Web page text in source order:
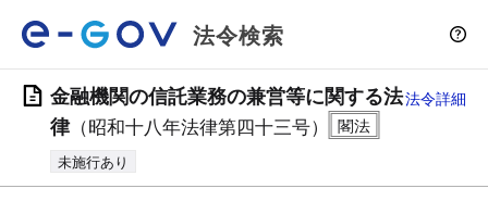
法令検索
金融機関の信託業務の兼営等に関する法
律（昭和十八年法律第四十三号）
未施行あり
法令詳細